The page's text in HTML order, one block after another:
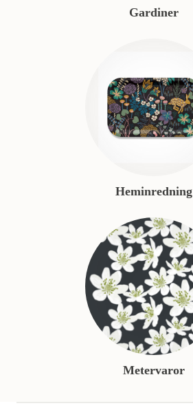
Gardiner
Heminredning
Metervaror